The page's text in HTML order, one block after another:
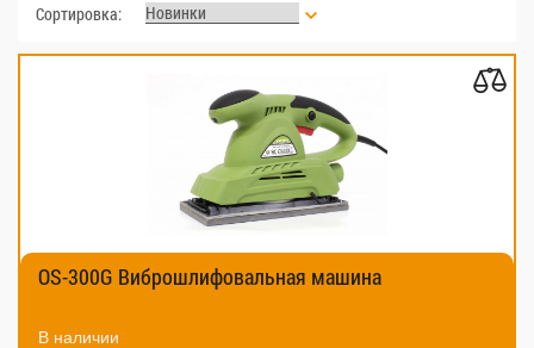
Сортировка:
OS-300G Виброшлифовальная машина
В наличии